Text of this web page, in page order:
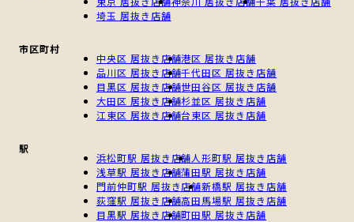
埼玉 居抜き店舗
市区町村
中央区 居抜き店舗港区 居抜き店舗
品川区 居抜き店舗千代田区 居抜き店舗
目黒区 居抜き店舗世田谷区 居抜き店舗
大田区 居抜き店舗杉並区 居抜き店舗
江東区 居抜き店舗台東区 居抜き店舗
駅
浜松町駅 居抜き店舗人形町駅 居抜き店舗
浅草駅 居抜き店舗蒲田駅 居抜き店舗
門前仲町駅 居抜き店舗新橋駅 居抜き店舗
荻窪駅 居抜き店舗高田馬場駅 居抜き店舗
目黒駅 居抜き店舗町田駅 居抜き店舗